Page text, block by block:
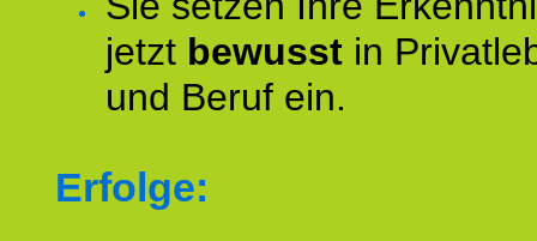
jetzt bewusst in
und Beruf ein.
Erfolge: